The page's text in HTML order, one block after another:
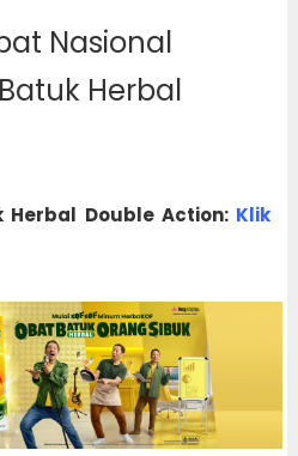
Nasional
Herbal
Herbal Double Action: Klik